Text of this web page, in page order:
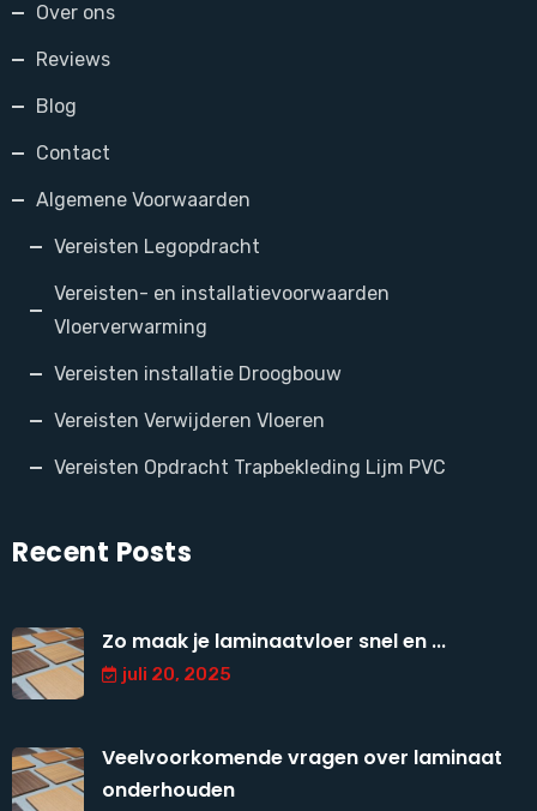
Over ons
Reviews
Blog
Contact
Algemene Voorwaarden
Vereisten Legopdracht
Vereisten- en installatievoorwaarden
Vloerverwarming
Vereisten installatie Droogbouw
Vereisten Verwijderen Vloeren
Vereisten Opdracht Trapbekleding Lijm PVC
Recent Posts
Zo maak je laminaatvloer snel en ...
juli 20, 2025
Veelvoorkomende vragen over laminaat
onderhouden